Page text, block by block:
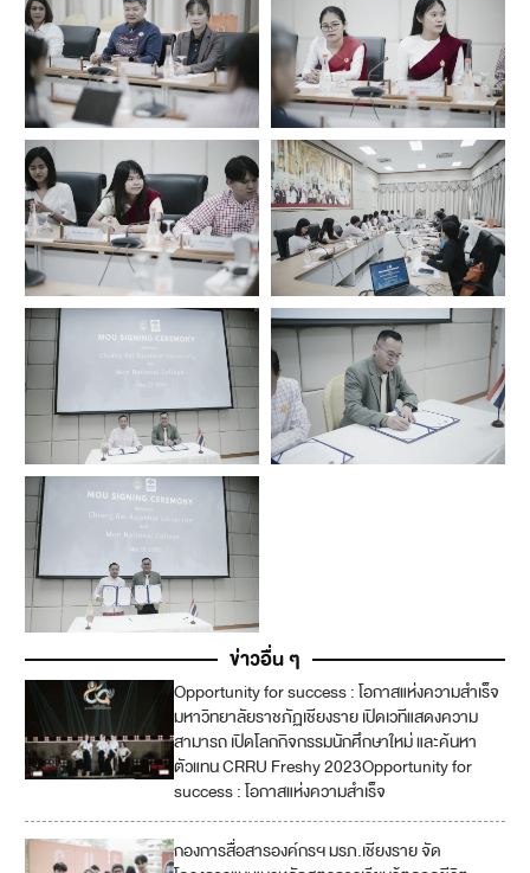
ข่าวอื่น ๆ
Opportunity for success : โอกาสแห่งความสำเร็จ
มหาวิทยาลัยราชภัฏเชียงราย เปิดเวทีแสดงความ
สามารถ เปิดโลกกิจกรรมนักศึกษาใหม่ และค้นหา
ตัวแทน CRRU Freshy 2023Opportunity for
success : โอกาสแห่งความสำเร็จ
กองการสื่อสารองค์กรฯ มรภ.เชียงราย จัด